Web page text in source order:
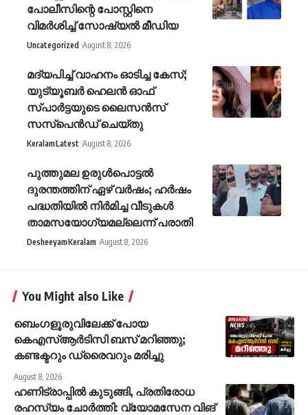
പോലീസിന്റെ പോസ്റ്റിനെ
വിമര്‍ശിച്ച് സോഷ്യല്‍ മീഡിയ
Uncategorized August 8, 2026
മദ്യപിച്ച് വാഹനം ഓടിച്ച കേസ്;
യുട്യൂബര്‍ ഹെലന്‍ ഓഫ്
സ്പാര്‍ട്ടയുടെ ലൈസന്‍സ്
സസ്പെന്‍ഡ് ചെയ്തു
KeralamLatest August 8, 2026
പുത്തുമല ഉരുള്‍പൊട്ടല്‍
ദുരന്തത്തിന് ഏഴ് വര്‍ഷം; ഹര്‍ഷം
പദ്ധതിയില്‍ നിര്‍മിച്ച വീടുകള്‍
താമസയോഗ്യമല്ലെന്ന് പരാതി
DesheeyamKeralam August 8, 2026
You Might also Like
ബെംഗളൂരുവിലേക്ക് പോയ
കെഎസ്ആർ‍ടിസി ബസ് മറിഞ്ഞു;
കണ്ടക്ടറും ഡ്രൈവറും മരിച്ചു
August 8, 2026
ഹണിട്രാപ്പിൽ കുടുങ്ങി, പ്രതിരോധ
രഹസ്യം ചോർത്തി: വ്യോമസേന വിങ്